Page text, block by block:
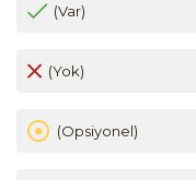
(Var)
(Yok)
(Opsiyonel)